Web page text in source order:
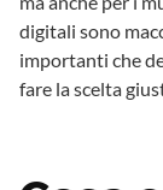
digitali sono
importanti che
fare la scelta